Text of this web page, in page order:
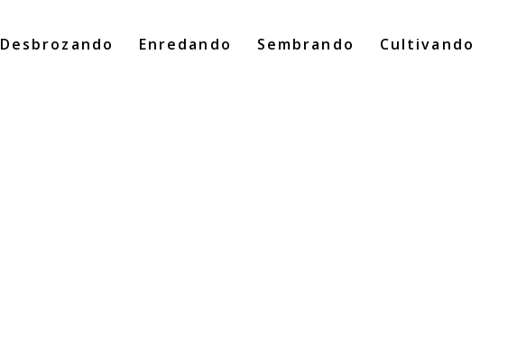
Desbrozando Enredando Sembrando Cultivando